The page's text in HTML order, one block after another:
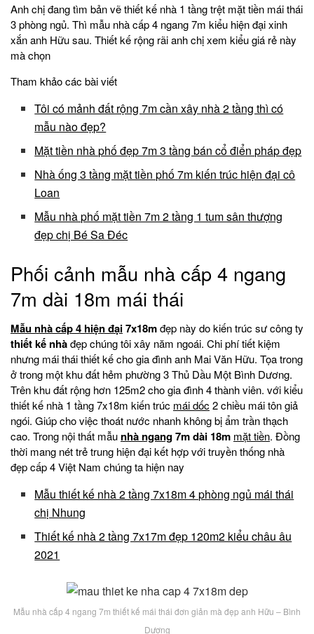
Anh chị đang tìm bản vẽ thiết kế nhà 1 tầng trệt mặt tiền mái thái
3 phòng ngủ. Thì mẫu nhà cấp 4 ngang 7m kiểu hiện đại xinh
xắn anh Hữu sau. Thiết kế rộng rãi anh chị xem kiểu giá rẻ này
mà chọn
Tham khảo các bài viết
Tôi có mảnh đất rộng 7m cần xây nhà 2 tầng thì có
mẫu nào đẹp?
Mặt tiền nhà phố đẹp 7m 3 tầng bán cổ điển pháp đẹp
Nhà ống 3 tầng mặt tiền phố 7m kiến trúc hiện đại cô
Loan
Mẫu nhà phố mặt tiền 7m 2 tầng 1 tum sân thượng
đẹp chị Bé Sa Đéc
Phối cảnh mẫu nhà cấp 4 ngang
7m dài 18m mái thái
Mẫu nhà cấp 4 hiện đại7x18mđẹp này do kiến trúc sư công ty
thiết kế nhàđẹp chúng tôi xây năm ngoái. Chi phí tiết kiệm
nhưng mái thái thiết kế cho gia đình anh Mai Văn Hữu. Tọa trong
ở trong một khu đất hẻm phường 3 Thủ Dầu Một Bình Dương.
Trên khu đất rộng hơn 125m2 cho gia đình 4 thành viên. với kiểu
thiết kế nhà 1 tầng 7x18m kiến trúc mái dốc 2 chiều mái tôn giả
ngói. Giúp cho việc thoát nước nhanh không bị ẩm trần thạch
cao. Trong nội thất mẫu nhà ngang7m dài 18m mặt tiền. Đồng
thời mang nét trẻ trung hiện đại kết hợp với truyền thống nhà
đẹp cấp 4 Việt Nam chúng ta hiện nay
Mẫu thiết kế nhà 2 tầng 7x18m 4 phòng ngủ mái thái
chị Nhung
Thiết kế nhà 2 tầng 7x17m đẹp 120m2 kiểu châu âu
2021
Mẫu nhà cấp 4 ngang 7m thiết kế mái thái đơn giản mà đẹp anh Hữu – Bình
Dương